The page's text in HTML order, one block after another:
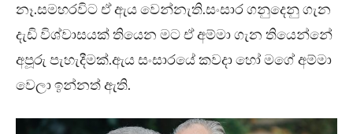
නෑ.සමහරවිට ඒ ඇය වෙන්නැති.සංසාර ගනුදෙනු ගැන
දැඩි විශ්වාසයක් තියෙන මට ඒ අම්මා ගැන තියෙන්නේ
අපූරු පැහැදීමක්.ඇය සංසාරයේ කවදා හෝ මගේ අම්මා
වෙලා ඉන්නත් ඇති.